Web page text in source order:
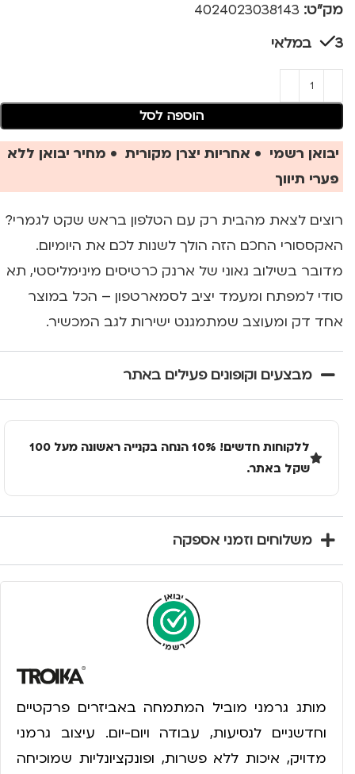
מק"ט: 4024023038143
3 במלאי
הוספה לסל
יבואן רשמי • אחריות יצרן מקורית • מחיר יבואן ללא
פערי תיווך
רוצים לצאת מהבית רק עם הטלפון בראש שקט לגמרי?
האקססורי החכם הזה הולך לשנות לכם את היומיום.
מדובר בשילוב גאוני של ארנק כרטיסים מינימליסטי, תא
סודי למפתח ומעמד יציב לסמארטפון – הכל במוצר
אחד דק ומעוצב שמתמגנט ישירות לגב המכשיר.
מבצעים וקופונים פעילים באתר
ללקוחות חדשים! 10% הנחה בקנייה ראשונה מעל 100
שקל באתר.
משלוחים וזמני אספקה
מותג גרמני מוביל המתמחה באביזרים פרקטיים
וחדשניים לנסיעות, עבודה ויום-יום. עיצוב גרמני
מדויק, איכות ללא פשרות, ופונקציונליות שמוכיחה